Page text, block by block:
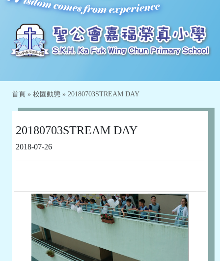
首頁 » 校園動態 » 20180703STREAM DAY
20180703STREAM DAY
2018-07-26